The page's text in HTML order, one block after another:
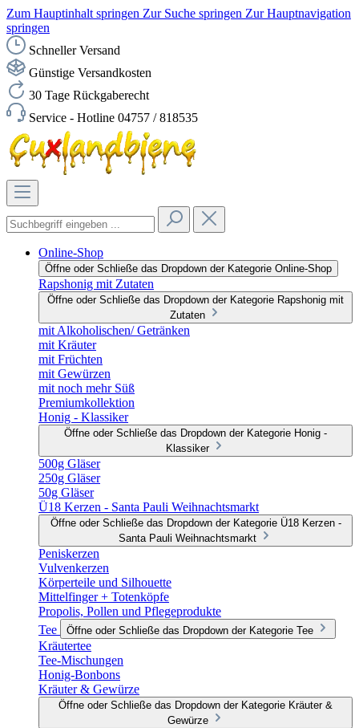
Zum Hauptinhalt springen Zur Suche springen Zur Hauptnavigation
springen
Schneller Versand
Günstige Versandkosten
30 Tage Rückgaberecht
Service - Hotline 04757 / 818535
Online-Shop
Öffne oder Schließe das Dropdown der Kategorie Online-Shop
Rapshonig mit Zutaten
Öffne oder Schließe das Dropdown der Kategorie Rapshonig mit
Zutaten
mit Alkoholischen/ Getränken
mit Kräuter
mit Früchten
mit Gewürzen
mit noch mehr Süß
Premiumkollektion
Honig - Klassiker
Öffne oder Schließe das Dropdown der Kategorie Honig -
Klassiker
500g Gläser
250g Gläser
50g Gläser
Ü18 Kerzen - Santa Pauli Weihnachtsmarkt
Öffne oder Schließe das Dropdown der Kategorie Ü18 Kerzen -
Santa Pauli Weihnachtsmarkt
Peniskerzen
Vulvenkerzen
Körperteile und Silhouette
Mittelfinger + Totenköpfe
Propolis, Pollen und Pflegeprodukte
Tee
Öffne oder Schließe das Dropdown der Kategorie Tee
Kräutertee
Tee-Mischungen
Honig-Bonbons
Kräuter & Gewürze
Öffne oder Schließe das Dropdown der Kategorie Kräuter &
Gewürze